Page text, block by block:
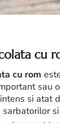
cu
cu rom
sau
si atat